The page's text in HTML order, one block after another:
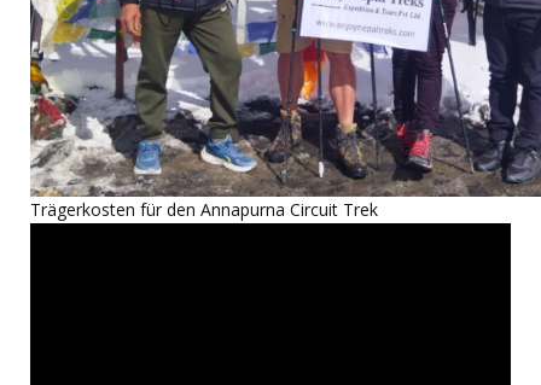
Trägerkosten für den Annapurna Circuit Trek